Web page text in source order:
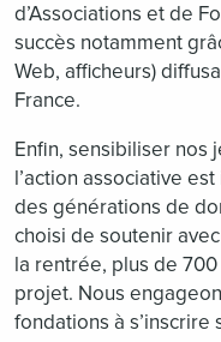
d’Associations et de
succès notamment
Web, afficheurs)
France.
Enfin, sensibiliser nos
l’action associative
des générations de
choisi de soutenir
la rentrée, plus de
projet. Nous
fondations à s’inscrire